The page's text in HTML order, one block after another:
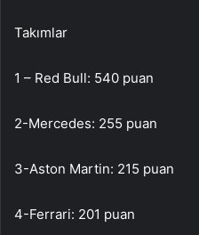
Takımlar
1 – Red Bull: 540 puan
2-Mercedes: 255 puan
3-Aston Martin: 215 puan
4-Ferrari: 201 puan